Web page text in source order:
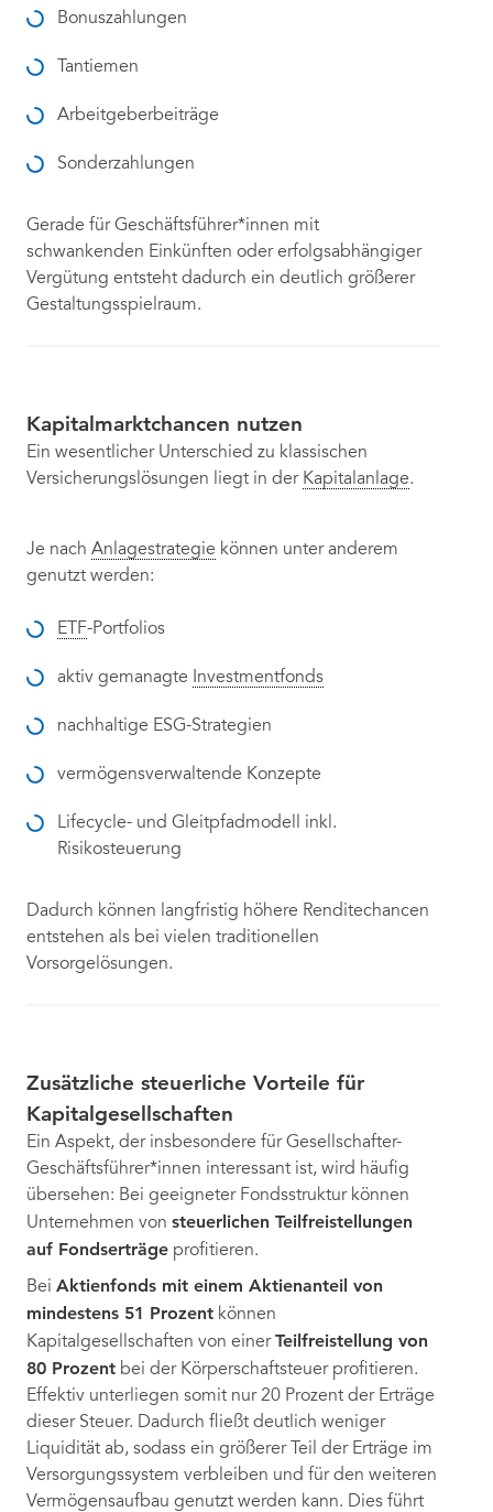
Bonuszahlungen
Tantiemen
Arbeitgeberbeiträge
Sonderzahlungen
Gerade für Geschäftsführer*innen mit
schwankenden Einkünften oder erfolgsabhängiger
Vergütung entsteht dadurch ein deutlich größerer
Gestaltungsspielraum.
Kapitalmarktchancen nutzen
Ein wesentlicher Unterschied zu klassischen
Versicherungslösungen liegt in der Kapitalanlage.
Je nach Anlagestrategie können unter anderem
genutzt werden:
ETF-Portfolios
aktiv gemanagte Investmentfonds
nachhaltige ESG-Strategien
vermögensverwaltende Konzepte
Lifecycle- und Gleitpfadmodell inkl.
Risikosteuerung
Dadurch können langfristig höhere Renditechancen
entstehen als bei vielen traditionellen
Vorsorgelösungen.
Zusätzliche steuerliche Vorteile für
Kapitalgesellschaften
Ein Aspekt, der insbesondere für Gesellschafter-
Geschäftsführer*innen interessant ist, wird häufig
übersehen: Bei geeigneter Fondsstruktur können
Unternehmen von steuerlichen Teilfreistellungen
auf Fondserträge profitieren.
Bei Aktienfonds mit einem Aktienanteil von
mindestens 51 Prozent können
Kapitalgesellschaften von einerTeilfreistellung von
80 Prozent bei der Körperschaftsteuer profitieren.
Effektiv unterliegen somit nur 20 Prozent der Erträge
dieser Steuer. Dadurch fließt deutlich weniger
Liquidität ab, sodass ein größerer Teil der Erträge im
Versorgungssystem verbleiben und für den weiteren
Vermögensaufbau genutzt werden kann. Dies führt